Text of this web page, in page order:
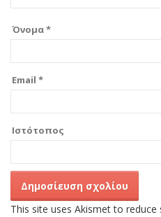
Όνομα*
Email *
Ιστότοπος
This site uses Akismet to reduce